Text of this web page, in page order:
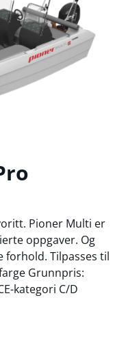
Pioner Multi er
oppgaver. Og
forhold. Tilpasses til
Grunnpris:
kategori C/D